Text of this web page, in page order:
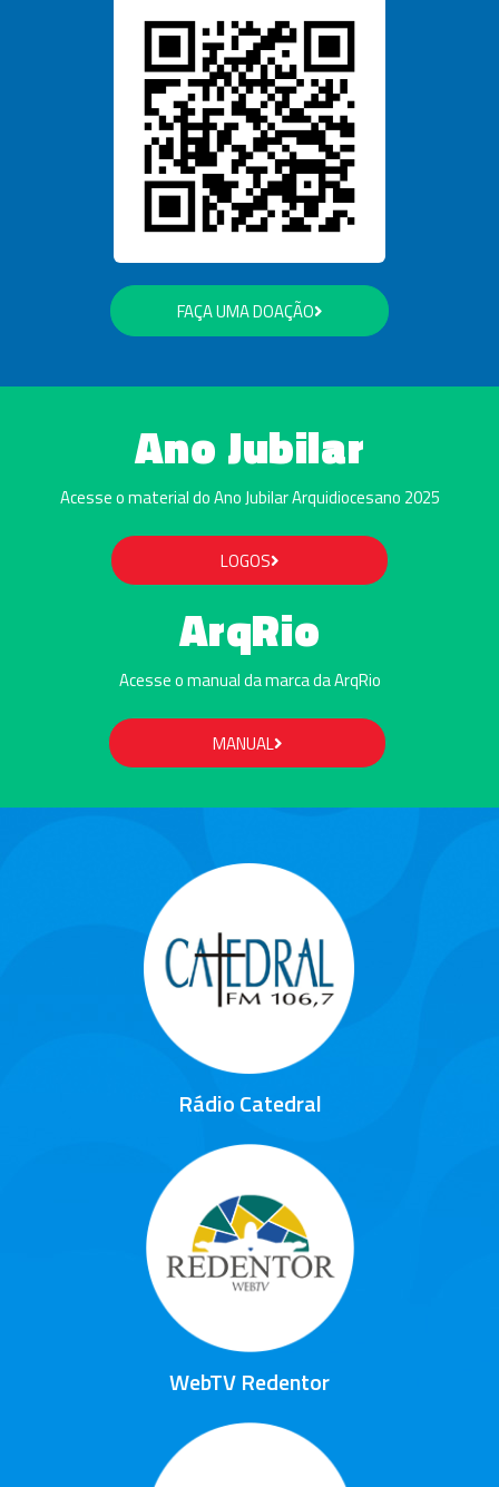
FAÇA UMA DOAÇÃO
Ano Jubilar
Acesse o material do Ano Jubilar Arquidiocesano 2025
LOGOS
ArqRio
Acesse o manual da marca da ArqRio
MANUAL
Rádio Catedral
WebTV Redentor